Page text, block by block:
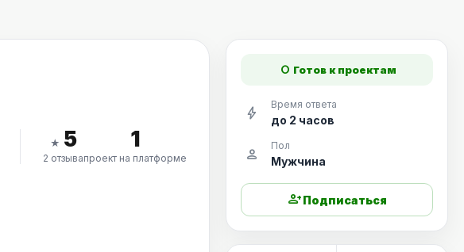
★ 5
2 отзыва
1
проект на платформе
fiber_manual_record Готов к проектам
bolt Время ответа
до 2 часов
person Пол
Мужчина
person_addПодписаться